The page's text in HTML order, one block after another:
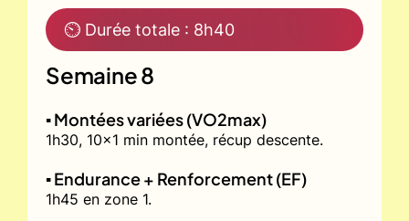
⏲ Durée totale : 8h40
Semaine 8
▪️ Montées variées (VO2max)
1h30, 10x1 min montée, récup descente.
▪️ Endurance + Renforcement (EF)
1h45 en zone 1.